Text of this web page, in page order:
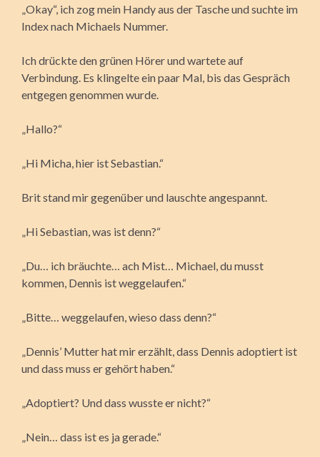
„Okay“, ich zog mein Handy aus der Tasche und suchte im
Index nach Michaels Nummer.
Ich drückte den grünen Hörer und wartete auf
Verbindung. Es klingelte ein paar Mal, bis das Gespräch
entgegen genommen wurde.
„Hallo?“
„Hi Micha, hier ist Sebastian.“
Brit stand mir gegenüber und lauschte angespannt.
„Hi Sebastian, was ist denn?“
„Du… ich bräuchte… ach Mist… Michael, du musst
kommen, Dennis ist weggelaufen.“
„Bitte… weggelaufen, wieso dass denn?“
„Dennis’ Mutter hat mir erzählt, dass Dennis adoptiert ist
und dass muss er gehört haben.“
„Adoptiert? Und dass wusste er nicht?“
„Nein… dass ist es ja gerade.“